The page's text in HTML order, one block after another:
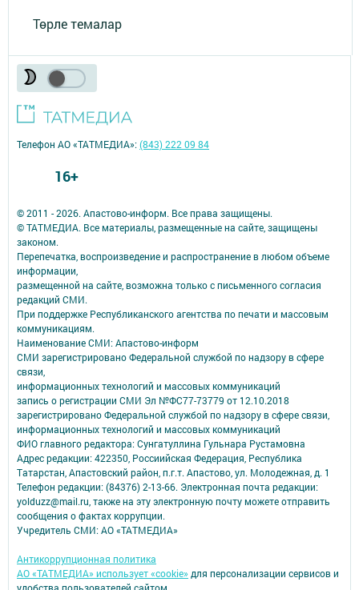
Төрле темалар
© 2011 - 2026. Апастово-информ. Все права защищены.
© ТАТМЕДИА. Все материалы, размещенные на сайте, защищены
законом.
Перепечатка, воспроизведение и распространение в любом объеме
информации,
размещенной на сайте, возможна только с письменного согласия
редакций СМИ.
При поддержке Республиканского агентства по печати и массовым
коммуникациям.
Наименование СМИ: Апастово-информ
СМИ зарегистрировано Федеральной службой по надзору в сфере
связи,
информационных технологий и массовых коммуникаций
запись о регистрации СМИ Эл №ФС77-73779 от 12.10.2018
зарегистрировано Федеральной службой по надзору в сфере связи,
информационных технологий и массовых коммуникаций
ФИО главного редактора: Сунгатуллина Гульнара Рустамовна
Адрес редакции: 422350, Россиийская Федерация, Республика
Татарстан, Апастовский район, п.г.т. Апастово, ул. Молодежная, д. 1
Телефон редакции: (84376) 2-13-66. Электронная почта редакции:
yolduzz@mail.ru, также на эту электронную почту можете отправить
сообщения о фактах коррупции.
Учредитель СМИ: АО «ТАТМЕДИА»
Антикоррупционная политика
АО «ТАТМЕДИА» использует «cookie» для персонализации сервисов и
удобства пользователей сайтом.
Телефон АО «ТАТМЕДИА»:(843) 222 09 84
16+